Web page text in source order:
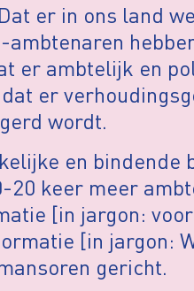
er in ons land
ambtenaren
er ambtelijk en
er
wordt.
en
20 keer meer
[in jargon:
[in jargon:
gericht.